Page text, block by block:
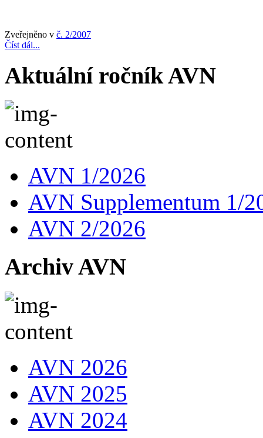
Zveřejněno v č. 2/2007
Číst dál...
Aktuální ročník AVN
AVN 1/2026
AVN Supplementum 1/
AVN 2/2026
Archiv AVN
AVN 2026
AVN 2025
AVN 2024